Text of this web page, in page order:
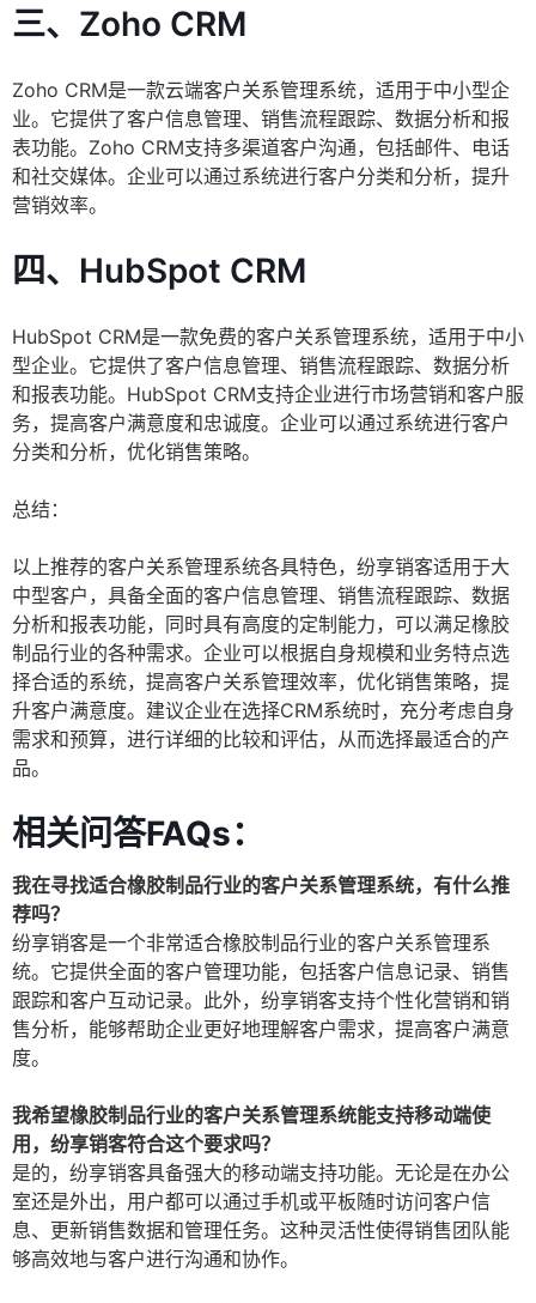
三、Zoho CRM
Zoho CRM是一款云端客户关系管理系统，适用于中小型企
业。它提供了客户信息管理、销售流程跟踪、数据分析和报
表功能。Zoho CRM支持多渠道客户沟通，包括邮件、电话
和社交媒体。企业可以通过系统进行客户分类和分析，提升
营销效率。
四、HubSpot CRM
HubSpot CRM是一款免费的客户关系管理系统，适用于中小
型企业。它提供了客户信息管理、销售流程跟踪、数据分析
和报表功能。HubSpot CRM支持企业进行市场营销和客户服
务，提高客户满意度和忠诚度。企业可以通过系统进行客户
分类和分析，优化销售策略。
总结：
以上推荐的客户关系管理系统各具特色，纷享销客适用于大
中型客户，具备全面的客户信息管理、销售流程跟踪、数据
分析和报表功能，同时具有高度的定制能力，可以满足橡胶
制品行业的各种需求。企业可以根据自身规模和业务特点选
择合适的系统，提高客户关系管理效率，优化销售策略，提
升客户满意度。建议企业在选择CRM系统时，充分考虑自身
需求和预算，进行详细的比较和评估，从而选择最适合的产
品。
相关问答FAQs：
我在寻找适合橡胶制品行业的客户关系管理系统，有什么推
荐吗？
纷享销客是一个非常适合橡胶制品行业的客户关系管理系
统。它提供全面的客户管理功能，包括客户信息记录、销售
跟踪和客户互动记录。此外，纷享销客支持个性化营销和销
售分析，能够帮助企业更好地理解客户需求，提高客户满意
度。
我希望橡胶制品行业的客户关系管理系统能支持移动端使
用，纷享销客符合这个要求吗？
是的，纷享销客具备强大的移动端支持功能。无论是在办公
室还是外出，用户都可以通过手机或平板随时访问客户信
息、更新销售数据和管理任务。这种灵活性使得销售团队能
够高效地与客户进行沟通和协作。